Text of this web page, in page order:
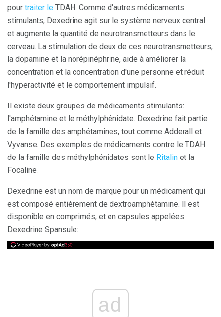
pour traiter le TDAH. Comme d'autres médicaments
stimulants, Dexedrine agit sur le système nerveux central
et augmente la quantité de neurotransmetteurs dans le
cerveau. La stimulation de deux de ces neurotransmetteurs,
la dopamine et la norépinéphrine, aide à améliorer la
concentration et la concentration d'une personne et réduit
l'hyperactivité et le comportement impulsif.
Il existe deux groupes de médicaments stimulants:
l'amphétamine et le méthylphénidate. Dexedrine fait partie
de la famille des amphétamines, tout comme Adderall et
Vyvanse. Des exemples de médicaments contre le TDAH
de la famille des méthylphénidates sont le Ritalin et la
Focaline.
Dexedrine est un nom de marque pour un médicament qui
est composé entièrement de dextroamphétamine. Il est
disponible en comprimés, et en capsules appelées
Dexedrine Spansule:
ad